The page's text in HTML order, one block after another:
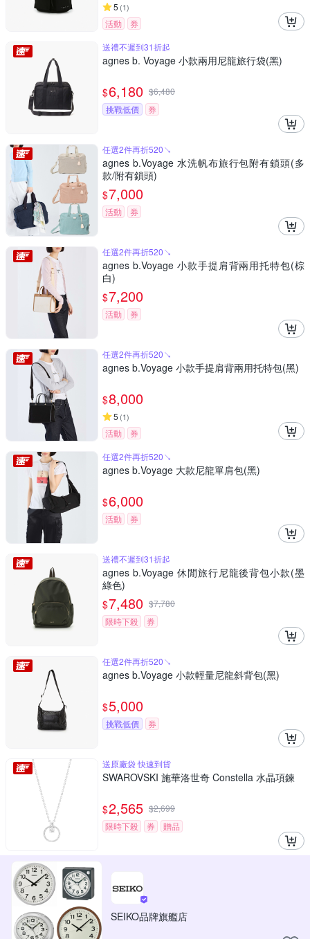
5 (1)
活動
券
送禮不遲到31折起
agnes b. Voyage 小款兩用尼龍旅行袋(黑)
$6,180 $6,480
挑戰低價
券
任選2件再折520↘
agnes b.Voyage 水洗帆布旅行包附有鎖頭(多
款/附有鎖頭)
$7,000
活動 券
任選2件再折520↘
agnes b.Voyage 小款手提肩背兩用托特包(棕
白)
$7,200
活動 券
任選2件再折520↘
agnes b.Voyage 小款手提肩背兩用托特包(黑)
$8,000
5 (1)
活動
券
任選2件再折520↘
agnes b.Voyage 大款尼龍單肩包(黑)
$6,000
活動 券
送禮不遲到31折起
agnes b.Voyage 休閒旅行尼龍後背包小款(墨
綠色)
$7,480 $7,780
限時下殺
券
任選2件再折520↘
agnes b.Voyage 小款輕量尼龍斜背包(黑)
$5,000
挑戰低價 券
送原廠袋 快速到貨
SWAROVSKI 施華洛世奇 Constella 水晶項鍊
$2,565 $2,699
限時下殺
券 贈品
SEIKO品牌旗艦店